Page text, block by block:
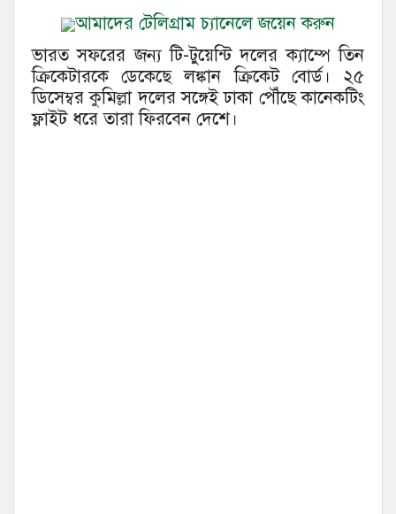
আমাদের টেলিগ্রাম চ্যানেলে জয়েন করুন
ভারত সফরের জন্য টি-টুয়েন্টি দলের ক্যাম্পে তিন
ক্রিকেটারকে ডেকেছে লঙ্কান ক্রিকেট বোর্ড। ২৫
ডিসেম্বর কুমিল্লা দলের সঙ্গেই ঢাকা পৌঁছে কানেকটিং
ফ্লাইট ধরে তারা ফিরবেন দেশে।